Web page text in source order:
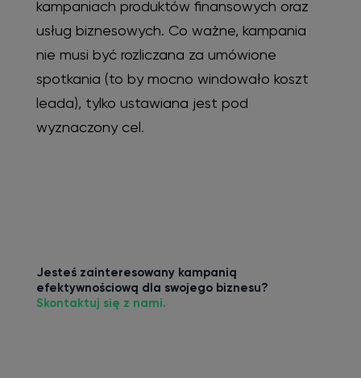
kampaniach produktów finansowych oraz
usług biznesowych. Co ważne, kampania
nie musi być rozliczana za umówione
spotkania (to by mocno windowało koszt
leada), tylko ustawiana jest pod
wyznaczony cel.
Jesteś zainteresowany kampanią
efektywnościową dla swojego biznesu?
Skontaktuj się z nami.